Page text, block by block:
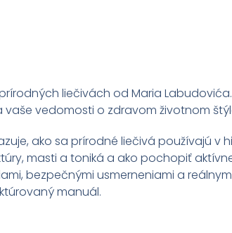
liečivách od Maria
vedomosti o zdravom životnom
ako sa prírodné liečivá používajú v
masti a toniká a ako pochopiť
bezpečnými usmerneniami a
manuál.